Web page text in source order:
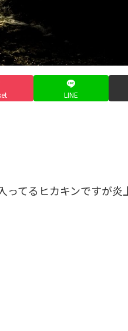
LINE
ってるヒカキンですが炎